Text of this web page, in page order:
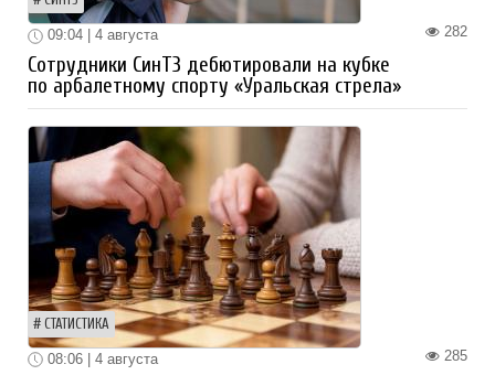
282
09:04 | 4 августа
Сотрудники СинТЗ дебютировали на кубке
по арбалетному спорту «Уральская стрела»
СТАТИСТИКА
285
08:06 | 4 августа